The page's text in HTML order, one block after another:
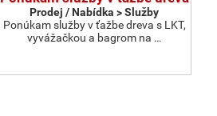
Prodej / Nabídka > Služby
Ponúkam služby v ťažbe dreva s LKT,
vyvážačkou a bagrom na …